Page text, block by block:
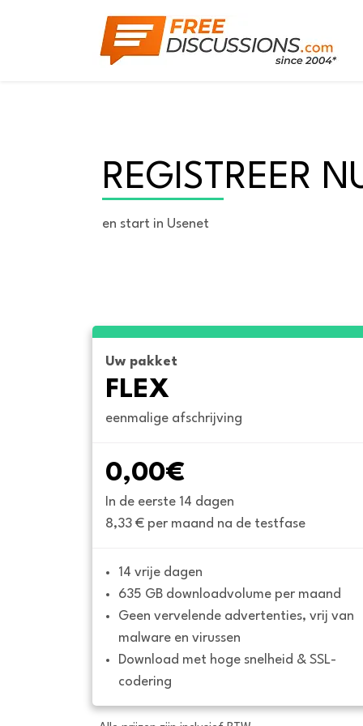
REGISTREER
en start in Usenet
Uw pakket
FLEX
eenmalige afschrijving
0,00€
In de eerste 14 dagen
8,33 € per maand na de testfase
14 vrije dagen
635 GB downloadvolume per maand
Geen vervelende advertenties, vrij van
malware en virussen
Download met hoge snelheid & SSL-
codering